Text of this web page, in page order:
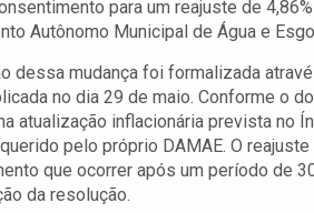
para um reajuste de
Autônomo Municipal de Água e
dessa mudança foi formalizada
no dia 29 de maio. Conforme o
atualização inflacionária prevista no
pelo próprio DAMAE. O
que ocorrer após um período de
da resolução.